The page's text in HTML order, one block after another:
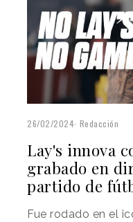
26/02/2024 Redacción
Lay's innova
grabado en
partido de
Fue rodado en el